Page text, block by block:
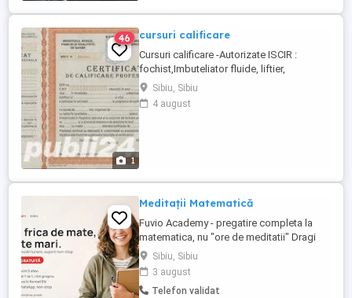
1
46 cursuri calificare
Cursuri calificare -Autorizate ISCIR :
fochist,Imbuteliator fluide, liftier,
Macaragiu, Masinist pod rulant, Operator
umplere GPL, Stivuitorist, Mecanic trolist
telescaune, instalatii transport pe cablu -
Sibiu, Sibiu
4 august
Meditații Matematică
Fuvio Academy - pregatire completa la
matematica, nu "ore de meditatii" Dragi
parinti, daca va doriti ca matematica sa
devina din sursa de stres un punct forte, la
Fuvio copilul intra intr-un sistem complet
de pregatire, gandit pe rezultate si liniste -
Sibiu, Sibiu
3 august
Telefon validat